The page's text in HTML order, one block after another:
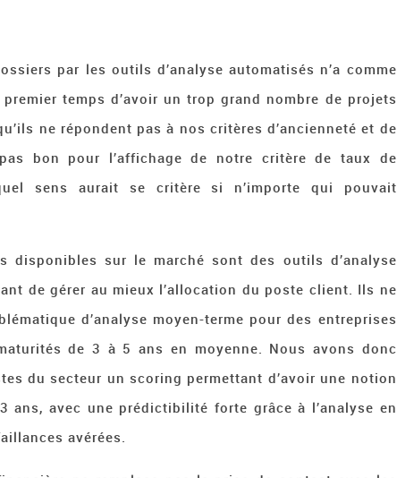
par les outils d’analyse automatisés n’a comme
temps d’avoir un trop grand nombre de projets
ne répondent pas à nos critères d’ancienneté et de
bon pour l’affichage de notre critère de taux de
sens aurait se critère si n’importe qui pouvait
disponibles sur le marché sont des outils d’analyse
de gérer au mieux l’allocation du poste client. Ils ne
d’analyse moyen-terme pour des entreprises
de 3 à 5 ans en moyenne. Nous avons donc
du secteur un scoring permettant d’avoir une notion
ans, avec une prédictibilité forte grâce à l’analyse en
avérées.